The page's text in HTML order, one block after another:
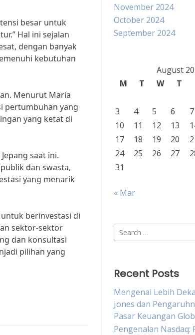
besar untuk
Hal ini sejalan
dengan banyak
kebutuhan
Menurut Maria
pertumbuhan yang
yang ketat di
saat ini.
dan swasta,
yang menarik
berinvestasi di
sektor-sektor
dan konsultasi
pilihan yang
November 2024
October 2024
September 2024
August
M
T W T
3
4 5 6 7
10
11 12 13
17
18 19 20
24
25 26 27
31
« Mar
Search
for:
Recent Posts
Mengenal Lebih
Jones dan
Pasar Keuangan
Pengenalan Nasdaq: